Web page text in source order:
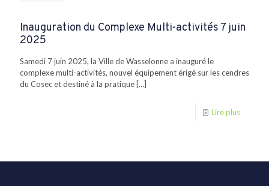
Inauguration du Complexe Multi-activités 7 juin
2025
Samedi 7 juin 2025, la Ville de Wasselonne a inauguré le
complexe multi-activités, nouvel équipement érigé sur les cendres
du Cosec et destiné à la pratique […]
Lire plus